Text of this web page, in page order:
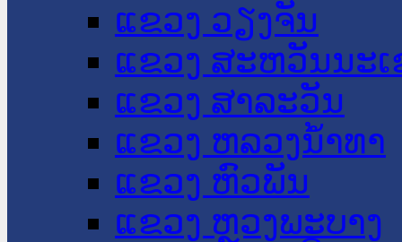
ແຂວງ ວຽງຈັນ
ແຂວງ ສະຫວັນນະ
ແຂວງ ສາລະວັນ
ແຂວງ ຫລວງນໍ້າທາ
ແຂວງ ຫົວພັນ
ແຂວງ ຫຼວງພະບາງ